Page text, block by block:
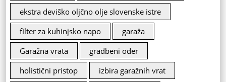
ekstra deviško oljčno olje slovenske istre
filter za kuhinjsko napo
garaža
Garažna vrata
gradbeni oder
holistični pristop
izbira garažnih vrat